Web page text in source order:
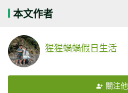
本文作者
猩猩蝸蝸假日生活
關注他